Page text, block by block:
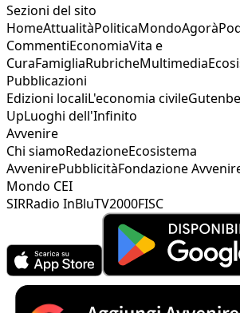
Sezioni del sito
HomeAttualitàPoliticaMondoAgorà
CommentiEconomiaVita e
CuraFamigliaRubricheMultimedia
Pubblicazioni
Edizioni localiL'economia civile
UpLuoghi dell'Infinito
Avvenire
Chi siamoRedazioneEcosistema
AvvenirePubblicitàFondazione
Mondo CEI
SIRRadio InBluTV2000FISC